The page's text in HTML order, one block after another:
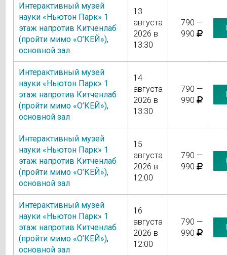
Интерактивный музей
науки «Ньютон Парк» 1
этаж напротив Китченлаб
(пройти мимо «О’КЕЙ»),
основной зал
13
августа
2026 в
13:30
790 —
990
Интерактивный музей
науки «Ньютон Парк» 1
этаж напротив Китченлаб
(пройти мимо «О’КЕЙ»),
основной зал
14
августа
2026 в
13:30
790 —
990
Интерактивный музей
науки «Ньютон Парк» 1
этаж напротив Китченлаб
(пройти мимо «О’КЕЙ»),
основной зал
15
августа
2026 в
12:00
790 —
990
Интерактивный музей
науки «Ньютон Парк» 1
этаж напротив Китченлаб
(пройти мимо «О’КЕЙ»),
основной зал
16
августа
2026 в
12:00
790 —
990